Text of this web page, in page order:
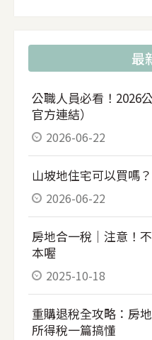
最
公職人員必看！2026
官方連結）
2026-06-22
山坡地住宅可以買嗎
2026-06-22
房地合一稅｜注意！
本喔
2025-10-18
重購退稅全攻略：房
所得稅一篇搞懂